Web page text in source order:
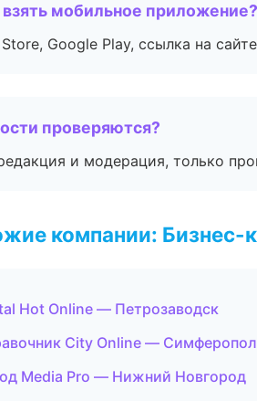
взять мобильное приложение?
Google Play, ссылка на
проверяются?
и модерация, только
компании: Бизнес-
Hot Online — Петрозаводск
City Online —
Media Pro — Нижний Новгород